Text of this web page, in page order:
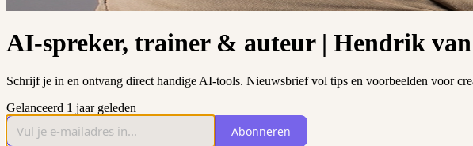
AI-spreker, trainer & auteur | Hendrik
Schrijf je in en ontvang direct handige AI-tools. Nieuwsbrief vol tips en voorbeelden voor
Gelanceerd 1 jaar geleden
Abonneren